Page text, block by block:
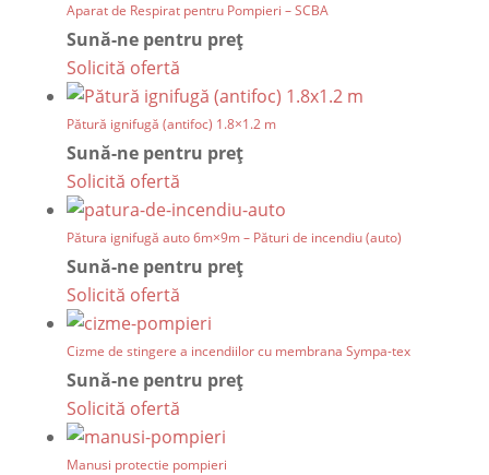
Aparat de Respirat pentru Pompieri – SCBA
Sună-ne pentru preț
Solicită ofertă
Pătură ignifugă (antifoc) 1.8×1.2 m
Sună-ne pentru preț
Solicită ofertă
Pătura ignifugă auto 6m×9m – Pături de incendiu (auto)
Sună-ne pentru preț
Solicită ofertă
Cizme de stingere a incendiilor cu membrana Sympa-tex
Sună-ne pentru preț
Solicită ofertă
Manusi protectie pompieri